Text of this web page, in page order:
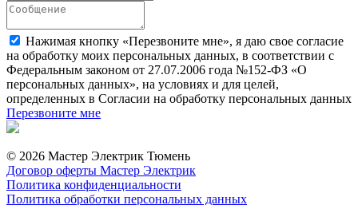
Нажимая кнопку «Перезвоните мне», я даю свое согласие
на обработку моих персональных данных, в соответствии с
Федеральным законом от 27.07.2006 года №152-ФЗ «О
персональных данных», на условиях и для целей,
определенных в Согласии на обработку персональных данных
Перезвоните мне
© 2026 Мастер Электрик Тюмень
Договор оферты Мастер Электрик
Политика конфиденциальности
Политика обработки персональных данных